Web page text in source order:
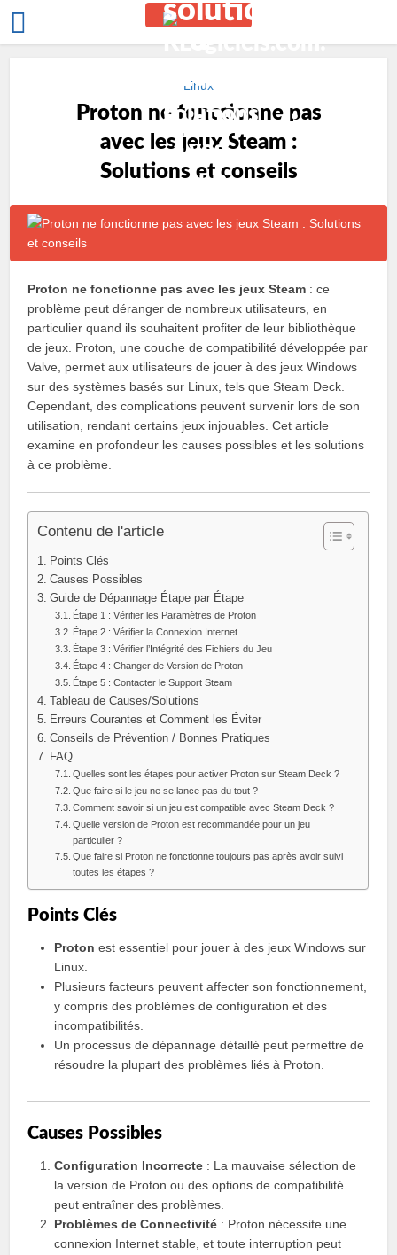
Linux
Proton ne fonctionne pas
avec les jeux Steam :
Solutions et conseils
Proton ne fonctionne pas avec les jeux Steam : ce
problème peut déranger de nombreux utilisateurs, en
particulier quand ils souhaitent profiter de leur bibliothèque
de jeux. Proton, une couche de compatibilité développée par
Valve, permet aux utilisateurs de jouer à des jeux Windows
sur des systèmes basés sur Linux, tels que Steam Deck.
Cependant, des complications peuvent survenir lors de son
utilisation, rendant certains jeux injouables. Cet article
examine en profondeur les causes possibles et les solutions
à ce problème.
Contenu de l'article
Points Clés
Causes Possibles
Guide de Dépannage Étape par Étape
Étape 1 : Vérifier les Paramètres de Proton
Étape 2 : Vérifier la Connexion Internet
Étape 3 : Vérifier l’Intégrité des Fichiers du Jeu
Étape 4 : Changer de Version de Proton
Étape 5 : Contacter le Support Steam
Tableau de Causes/Solutions
Erreurs Courantes et Comment les Éviter
Conseils de Prévention / Bonnes Pratiques
FAQ
Quelles sont les étapes pour activer Proton sur Steam Deck ?
Que faire si le jeu ne se lance pas du tout ?
Comment savoir si un jeu est compatible avec Steam Deck ?
Quelle version de Proton est recommandée pour un jeu
particulier ?
Que faire si Proton ne fonctionne toujours pas après avoir suivi
toutes les étapes ?
Points Clés
Proton est essentiel pour jouer à des jeux Windows sur
Linux.
Plusieurs facteurs peuvent affecter son fonctionnement,
y compris des problèmes de configuration et des
incompatibilités.
Un processus de dépannage détaillé peut permettre de
résoudre la plupart des problèmes liés à Proton.
Causes Possibles
Configuration Incorrecte : La mauvaise sélection de
la version de Proton ou des options de compatibilité
peut entraîner des problèmes.
Problèmes de Connectivité : Proton nécessite une
connexion Internet stable, et toute interruption peut